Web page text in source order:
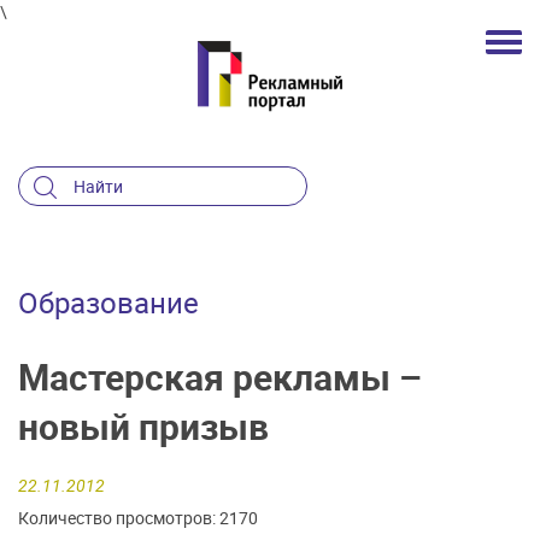
\
Образование
Мастерская рекламы –
новый призыв
22.11.2012
Количество просмотров: 2170